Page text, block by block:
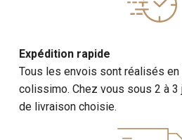
Expédition rapide
Tous les envois sont réalisés
colissimo. Chez vous sous 2 à
de livraison choisie.